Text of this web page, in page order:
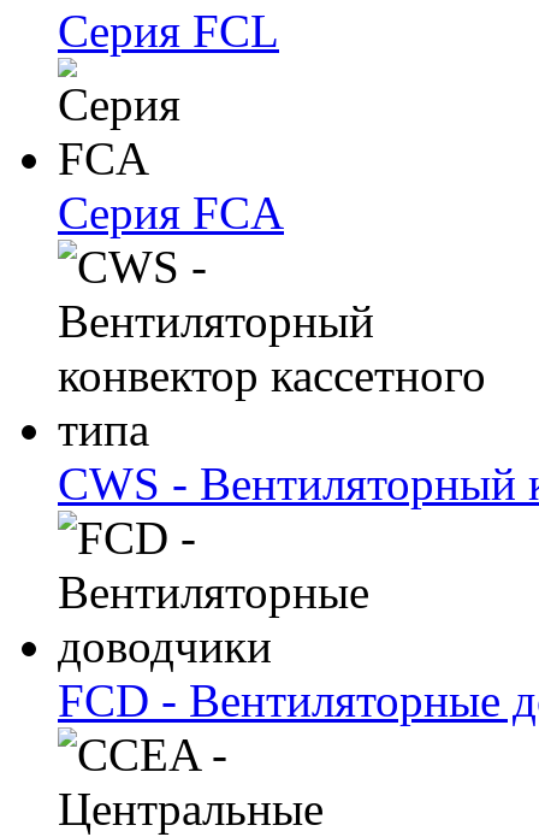
Серия FCL
Серия FCA
CWS - Вентиляторный
FCD - Вентиляторные